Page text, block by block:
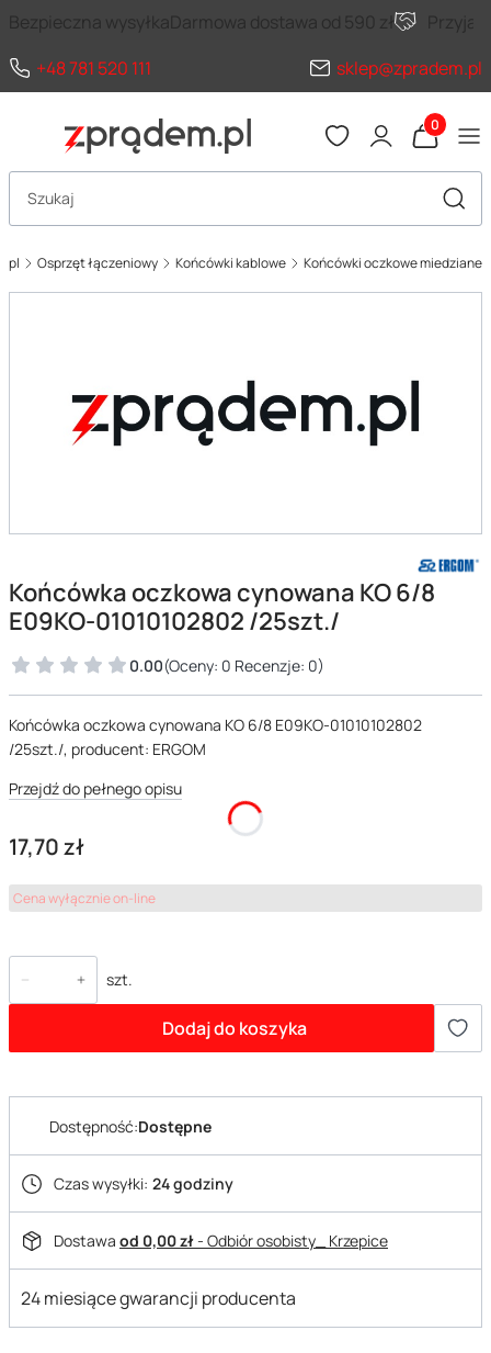
Bezpieczna wysyłkaDarmowa dostawa od 590 zł
+48 781 520 111
sklep@zpradem.pl
Produkty
Otwórz wyszukiwarkę
Osprzęt łączeniowy Końcówki kablowe Końcówki oczkowe miedziane
Końcówka oczkowa cynowana KO 6/8
E09KO-01010102802 /25szt./
0.00(Oceny: 0 Recenzje: 0)
Końcówka oczkowa cynowana KO 6/8 E09KO-01010102802
/25szt./, producent: ERGOM
Przejdź do pełnego opisu
Cena
17,70 zł
Cena wyłącznie on-line
szt.
Dodaj do koszyka
Dostępność:Dostępne
Czas wysyłki: 24 godziny
Dostawa od 0,00 zł- Odbiór osobisty_ Krzepice
24 miesiące gwarancji producenta